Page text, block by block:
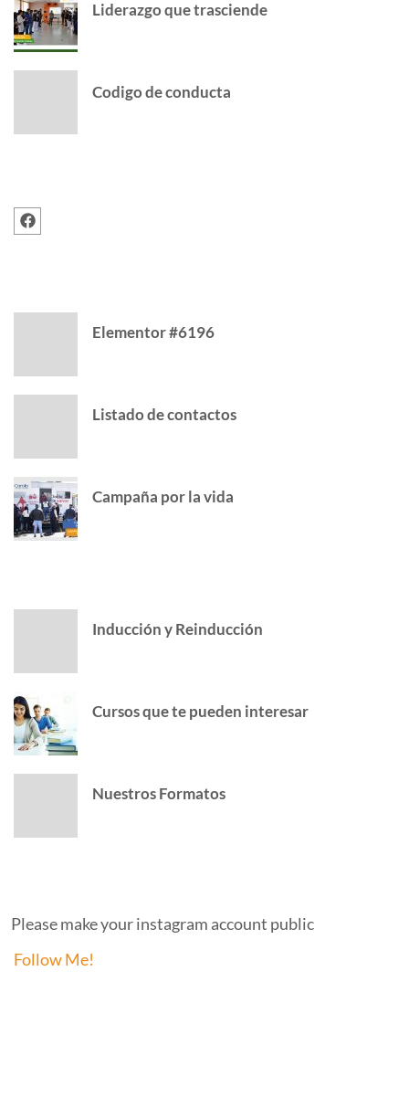
Liderazgo que trasciende
Codigo de conducta
Elementor #6196
Listado de contactos
Campaña por la vida
Inducción y Reinducción
Cursos que te pueden interesar
Nuestros Formatos
Please make your instagram account public
Follow Me!